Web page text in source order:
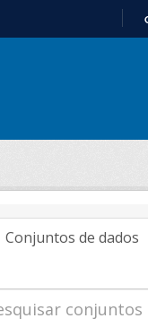
Conjuntos de dados